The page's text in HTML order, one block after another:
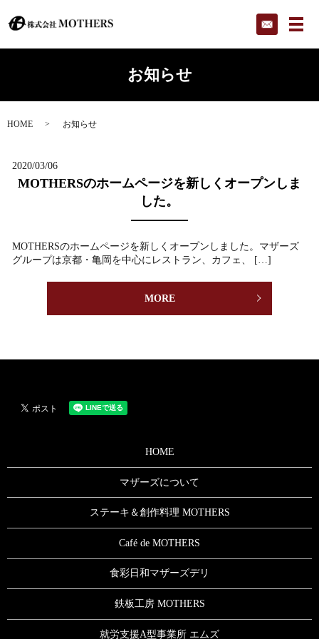
メ
お知らせ
HOME お知らせ
2020/03/06
MOTHERSのホームページを新しくオープンしま
した。
MOTHERSのホームページを新しくオープンしました。マザーズ
グループは京都・亀岡を中心にレストラン、カフェ、 […]
MORE
HOME
マザーズについて
ステーキ＆創作料理 MOTHERS
Café de MOTHERS
食彩日和マザーズデリ
鉄板工房 MOTHERS
就労支援A型事業所 エムズ